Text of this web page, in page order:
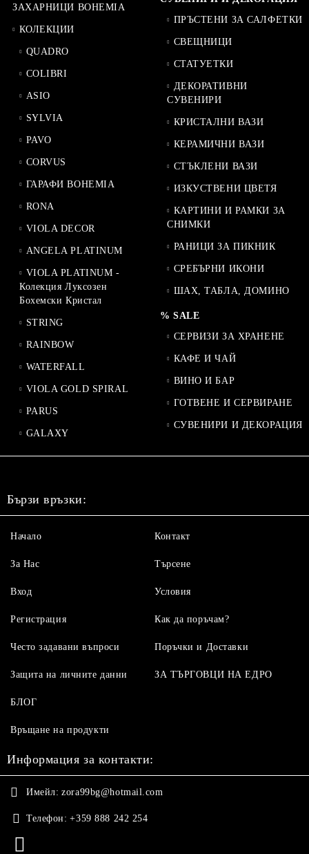
ЗАХАРНИЦИ BOHEMIA
КОЛЕКЦИИ
QUADRO
COLIBRI
ASIO
SYLVIA
PAVO
CORVUS
ГАРАФИ BOHEMIA
RONA
VIOLA DECOR
ANGELA PLATINUM
VIOLA PLATINUM -
Колекция Луксозен
Бохемски Кристал
STRING
RAINBOW
WATERFALL
VIOLA GOLD SPIRAL
PARUS
GALAXY
ПРЪСТЕНИ ЗА САЛФЕТКИ
СВЕЩНИЦИ
СТАТУЕТКИ
ДЕКОРАТИВНИ
СУВЕНИРИ
КРИСТАЛНИ ВАЗИ
КЕРАМИЧНИ ВАЗИ
СТЪКЛЕНИ ВАЗИ
ИЗКУСТВЕНИ ЦВЕТЯ
КАРТИНИ И РАМКИ ЗА
СНИМКИ
РАНИЦИ ЗА ПИКНИК
СРЕБЪРНИ ИКОНИ
ШАХ, ТАБЛА, ДОМИНО
% SALE
СЕРВИЗИ ЗА ХРАНЕНЕ
КАФЕ И ЧАЙ
ВИНО И БАР
ГОТВЕНЕ И СЕРВИРАНЕ
СУВЕНИРИ И ДЕКОРАЦИЯ
Бързи връзки:
Начало
За Нас
Вход
Регистрация
Контакт
Търсене
Условия
Как да поръчам?
Често задавани въпроси
Защита на личните данни
БЛОГ
Връщане на продукти
Поръчки и Доставки
ЗА ТЪРГОВЦИ НА ЕДРО
Информация за контакти:
Имейл: zora99bg@hotmail.com
Телефон: +359 888 242 254